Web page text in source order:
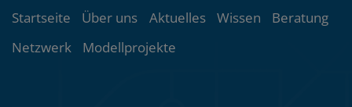
Themenübersicht
Startseite Über uns Aktuelles Wissen
Beratung
Netzwerk
Modellprojekte